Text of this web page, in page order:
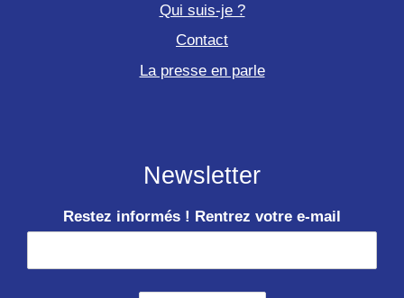
Qui suis-je ?
Contact
La presse en parle
Newsletter
Restez informés ! Rentrez votre e-mail